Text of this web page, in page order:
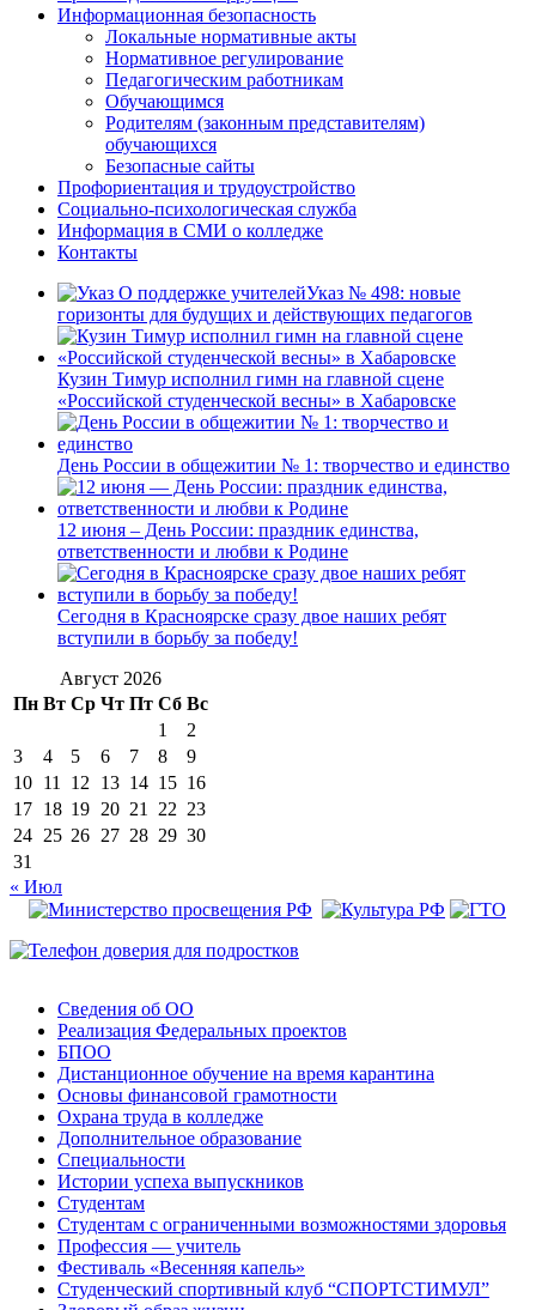
Информационная безопасность
Локальные нормативные акты
Нормативное регулирование
Педагогическим работникам
Обучающимся
Родителям (законным представителям)
обучающихся
Безопасные сайты
Профориентация и трудоустройство
Социально-психологическая служба
Информация в СМИ о колледже
Контакты
Указ № 498: новые
горизонты для будущих и действующих педагогов
Кузин Тимур исполнил гимн на главной сцене
«Российской студенческой весны» в Хабаровске
День России в общежитии № 1: творчество и единство
12 июня – День России: праздник единства,
ответственности и любви к Родине
Сегодня в Красноярске сразу двое наших ребят
вступили в борьбу за победу!
Август 2026
Пн Вт Ср Чт Пт Сб Вс
1
2
3
4 5 6 7 8
9
10 11 12 13 14 15 16
17 18 19 20 21 22 23
24 25 26 27 28 29 30
31
« Июл
Сведения об ОО
Реализация Федеральных проектов
БПОО
Дистанционное обучение на время карантина
Основы финансовой грамотности
Охрана труда в колледже
Дополнительное образование
Специальности
Истории успеха выпускников
Студентам
Студентам с ограниченными возможностями здоровья
Профессия — учитель
Фестиваль «Весенняя капель»
Студенческий спортивный клуб “СПОРТСТИМУЛ”